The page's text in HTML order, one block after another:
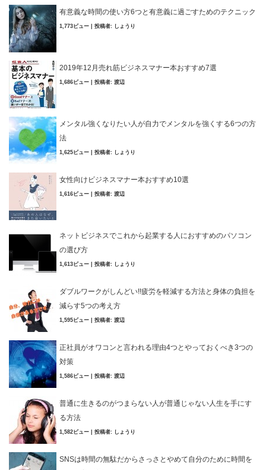
有意義な時間の使い方6つと有意義に過ごすためのテクニック
1,773ビュー 投稿者: しょうり
2019年12月売れ筋ビジネスマナー本おすすめ7選
1,686ビュー 投稿者: 渡辺
メンタル強くなりたい人が自力でメンタルを強くする6つの方
法
1,625ビュー 投稿者: しょうり
女性向けビジネスマナー本おすすめ10選
1,616ビュー 投稿者: 渡辺
ネットビジネスでこれから起業する人におすすめのパソコン
の選び方
1,613ビュー 投稿者: しょうり
ダブルワークがしんどい!!疲労を軽減する方法と身体の負担を
減らす5つの考え方
1,595ビュー 投稿者: 渡辺
正社員がオワコンと言われる理由4つとやっておくべき3つの
対策
1,586ビュー 投稿者: 渡辺
普通に生きるのがつまらない人が普通じゃない人生を手にす
る方法
1,582ビュー 投稿者: しょうり
SNSは時間の無駄だからさっさとやめて自分のために時間を